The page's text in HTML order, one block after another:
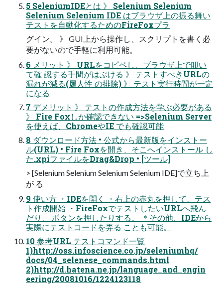
5 SeleniumIDEとは 》 Selenium Selenium
Selenium Selenium IDE はブラウザ上の振る舞い
テストを自動化するためのFireFoxプラ
グイン。 》 GUI上から操作し、スクリプトを書く必
要がないので手軽に利用可能。
6 メリット 》 URLをコピペし、ブラウザ上で叩い
て確 認する手間がはぶける 》 テストすべきURLの
漏れが減る(属人性 の排除) 》 テスト実行時間が一定
になる
7 デメリット 》 テストの作成方法を学ぶ必要がある
》 Fire Foxしか確認できない =>Selenium Server
を使えば、ChromeやIE でも確認可能
8 ダウンロード方法 • 公式から最新版をインストー
ル(URL) • Fire Foxを開き、そこへインストール し
た.xpiファイルをDrag&Drop • [ツール]
> [Selenium Selenium Selenium Selenium IDE]で立ち上
が る
9 使い方 ・IDEを開く ・右上の赤丸を押して、テス
ト作成開始 ・FireFoxでテストしたいURLへ飛ん
だり、 ボタンを押したりする。 ＊その他、IDEから
実際にテストコードを弄る ことも可能。
10 参考URL テストコマンド一覧
1)http://oss.infoscience.co.jp/seleniumhq/
docs/04_selenese_commands.html
2)http://d.hatena.ne.jp/language_and_engin
eering/20081016/1224123118